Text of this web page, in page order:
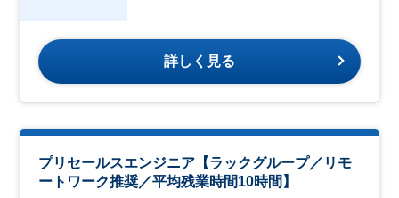
詳しく見る
プリセールスエンジニア【ラックグループ／リモ
ートワーク推奨／平均残業時間10時間】